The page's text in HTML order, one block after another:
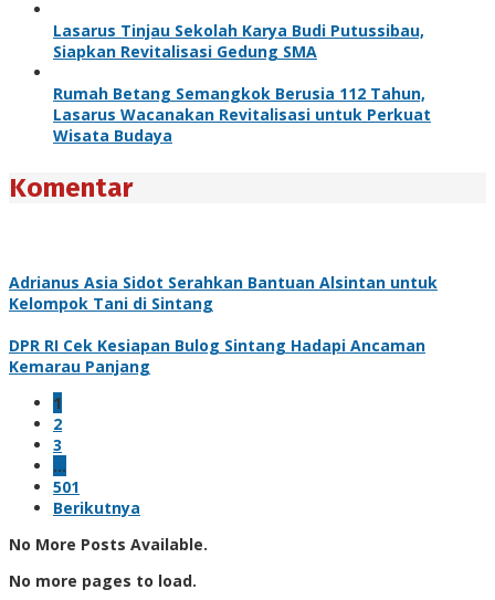
Lasarus Tinjau Sekolah Karya Budi Putussibau,
Siapkan Revitalisasi Gedung SMA
Rumah Betang Semangkok Berusia 112 Tahun,
Lasarus Wacanakan Revitalisasi untuk Perkuat
Wisata Budaya
Komentar
Adrianus Asia Sidot Serahkan Bantuan Alsintan untuk
Kelompok Tani di Sintang
DPR RI Cek Kesiapan Bulog Sintang Hadapi Ancaman
Kemarau Panjang
1
2
3
…
501
Berikutnya
No More Posts Available.
No more pages to load.